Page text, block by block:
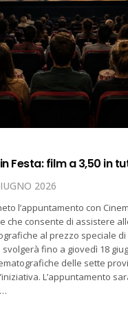
Festa: film a 3,50 in
2026
l’appuntamento con
che consente di assistere
al prezzo speciale di
svolgerà fino a giovedì 18
delle sette
L’appuntamento